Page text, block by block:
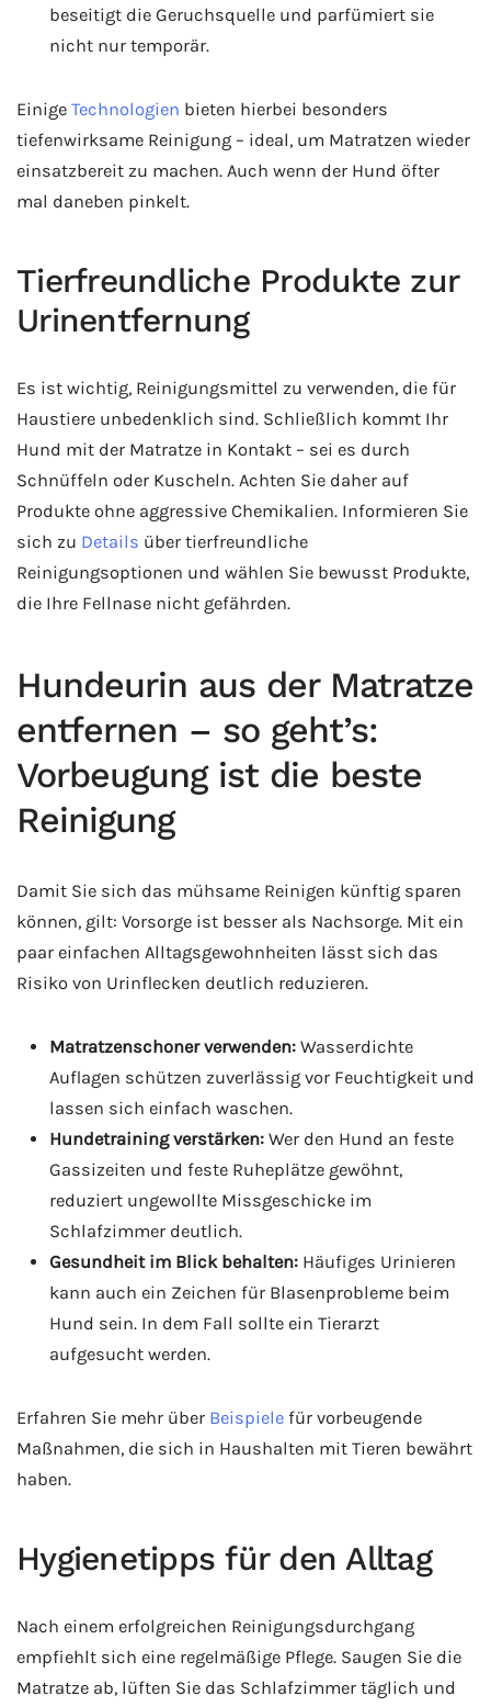
beseitigt die Geruchsquelle und parfümiert sie
nicht nur temporär.
Einige Technologien bieten hierbei besonders
tiefenwirksame Reinigung – ideal, um Matratzen wieder
einsatzbereit zu machen. Auch wenn der Hund öfter
mal daneben pinkelt.
Tierfreundliche Produkte zur
Urinentfernung
Es ist wichtig, Reinigungsmittel zu verwenden, die für
Haustiere unbedenklich sind. Schließlich kommt Ihr
Hund mit der Matratze in Kontakt – sei es durch
Schnüffeln oder Kuscheln. Achten Sie daher auf
Produkte ohne aggressive Chemikalien. Informieren Sie
sich zu Details über tierfreundliche
Reinigungsoptionen und wählen Sie bewusst Produkte,
die Ihre Fellnase nicht gefährden.
Hundeurin aus der Matratze
entfernen – so geht’s:
Vorbeugung ist die beste
Reinigung
Damit Sie sich das mühsame Reinigen künftig sparen
können, gilt: Vorsorge ist besser als Nachsorge. Mit ein
paar einfachen Alltagsgewohnheiten lässt sich das
Risiko von Urinflecken deutlich reduzieren.
Matratzenschoner verwenden: Wasserdichte
Auflagen schützen zuverlässig vor Feuchtigkeit und
lassen sich einfach waschen.
Hundetraining verstärken: Wer den Hund an feste
Gassizeiten und feste Ruheplätze gewöhnt,
reduziert ungewollte Missgeschicke im
Schlafzimmer deutlich.
Gesundheit im Blick behalten: Häufiges Urinieren
kann auch ein Zeichen für Blasenprobleme beim
Hund sein. In dem Fall sollte ein Tierarzt
aufgesucht werden.
Erfahren Sie mehr über Beispiele für vorbeugende
Maßnahmen, die sich in Haushalten mit Tieren bewährt
haben.
Hygienetipps für den Alltag
Nach einem erfolgreichen Reinigungsdurchgang
empfiehlt sich eine regelmäßige Pflege. Saugen Sie die
Matratze ab, lüften Sie das Schlafzimmer täglich und